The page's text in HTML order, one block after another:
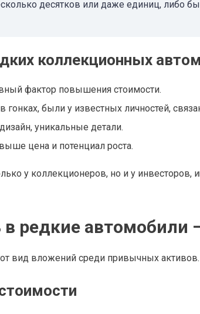
десятков или даже единиц, либо
коллекционных
фактор повышения стоимости.
гонках, были у известных личностей,
уникальные детали.
цена и потенциал роста.
у коллекционеров, но и у инвесторов,
редкие автомобили
вид вложений среди привычных активов.